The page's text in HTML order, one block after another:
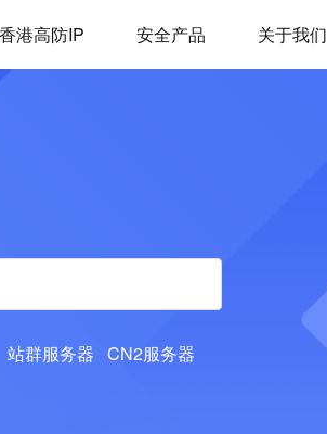
港高防IP 安全产品 关于我们
站群服务器 CN2服务器